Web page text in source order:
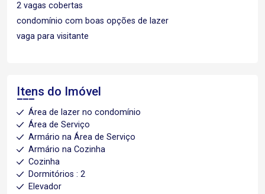
2 vagas cobertas
condomínio com boas opções de lazer
vaga para visitante
Itens do Imóvel
Área de lazer no condomínio
Área de Serviço
Armário na Área de Serviço
Armário na Cozinha
Cozinha
Dormitórios : 2
Elevador